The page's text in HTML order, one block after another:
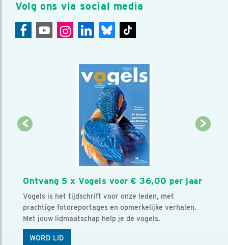
Volg ons via social media
Ontvang 5 x Vogels voor € 36,00 per jaar
Vogels is het tijdschrift voor onze leden, met
prachtige fotoreportages en opmerkelijke verhalen.
Met jouw lidmaatschap help je de vogels.
WORD LID